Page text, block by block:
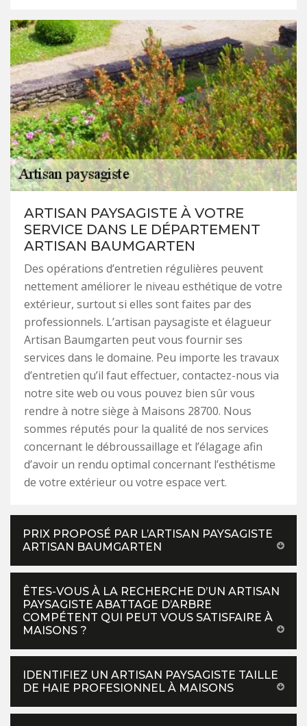
ARTISAN PAYSAGISTE À VOTRE
SERVICE DANS LE DÉPARTEMENT
ARTISAN BAUMGARTEN
Des opérations d’entretien régulières peuvent
nettement améliorer le niveau esthétique de votre
extérieur, surtout si elles sont faites par des
professionnels. L’artisan paysagiste et élagueur
Artisan Baumgarten peut vous fournir ses
services dans le domaine. Peu importe les travaux
d’entretien qu’il faut effectuer, contactez-nous via
notre site web ou vous pouvez bien sûr vous
rendre à notre siège à Maisons 28700. Nous
sommes réputés pour la qualité de nos services
concernant le débroussaillage et l’élagage afin
d’avoir un rendu optimal concernant l’esthétisme
de votre extérieur ou votre espace vert.
PRIX PROPOSÉ PAR L’ARTISAN PAYSAGISTE
ARTISAN BAUMGARTEN
ÊTES-VOUS À LA RECHERCHE D’UN ARTISAN
PAYSAGISTE ABATTAGE D’ARBRE
COMPÉTENT QUI PEUT VOUS SATISFAIRE À
MAISONS ?
IDENTIFIEZ UN ARTISAN PAYSAGISTE TAILLE
DE HAIE PROFESIONNEL À MAISONS